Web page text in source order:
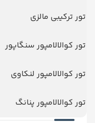
تور ترکیبی مالزی
تور کوالالامپور سنگاپور
تور کوالالامپور لنکاوی
تور کوالالامپور پنانگ
اگر به دنبال سفری
هستید، سریلانکا
این کشور با
تجربه‌ای منحصر به
پکیج تور سریلانکا